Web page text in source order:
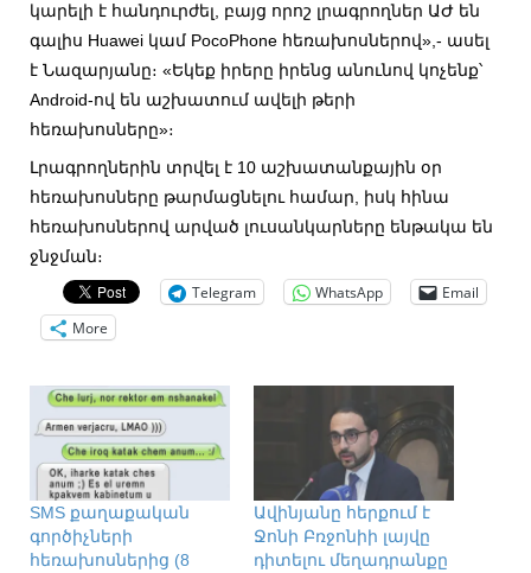
կարելի է հանդուրժել, բայց որոշ լրագրողներ ԱԺ են
գալիս Huawei կամ PocoPhone հեռախոսներով»,- ասել
է Նազարյանը։ «Եկեք իրերը իրենց անունով կոչենք՝
Android-ով են աշխատում ավելի թերի
հեռախոսները»։
Լրագրողներին տրվել է 10 աշխատանքային օր
հեռախոսները թարմացնելու համար, իսկ հինա
հեռախոսներով արված լուսանկարները ենթակա են
ջնջման։
Telegram WhatsApp
Email
More
SMS քաղաքական
գործիչների
հեռախոսներից (8
Ավինյանը հերքում է
Ջոնի Բռջոնիի լայվը
դիտելու մեղադրանքը